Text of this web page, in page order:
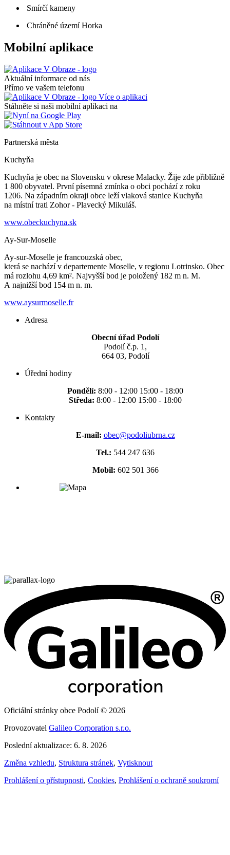
Smírčí kameny
Chráněné území Horka
Mobilní aplikace
Aktuální informace od nás
Přímo ve vašem telefonu
Více o aplikaci
Stáhněte si naši mobilní aplikaci na
Partnerská města
Kuchyňa
Kuchyňa je obec na Slovensku v okrese Malacky. Žije zde přibližně
1 800 obyvatel. První písemná zmínka o obci pochází z roku
1206. Na západním okraji obce leží vlaková stanice Kuchyňa
na místní trati Zohor - Plavecký Mikuláš.
www.obeckuchyna.sk
Ay-Sur-Moselle
Ay-sur-Moselle je francouzská obec,
která se nachází v departemente Moselle, v regionu Lotrinsko. Obec
má rozlohu 4,69 km². Najvyšší bod je položený 182 m n. M.
A najnižší bod 154 m n. m.
www.aysurmoselle.fr
Adresa
Obecní úřad Podolí
Podolí č.p. 1,
664 03, Podolí
Úřední hodiny
Pondělí: 8:00 - 12:00 15:00 - 18:00
Středa: 8:00 - 12:00 15:00 - 18:00
Kontakty
E-mail: obec@podoliubrna.cz
Tel.: 544 247 636
Mobil: 602 501 366
Oficiální stránky obce Podolí © 2026
Provozovatel Galileo Corporation s.r.o.
Poslední aktualizace: 6. 8. 2026
Změna vzhledu, Struktura stránek, Vytisknout
Prohlášení o přístupnosti, Cookies, Prohlášení o ochraně soukromí